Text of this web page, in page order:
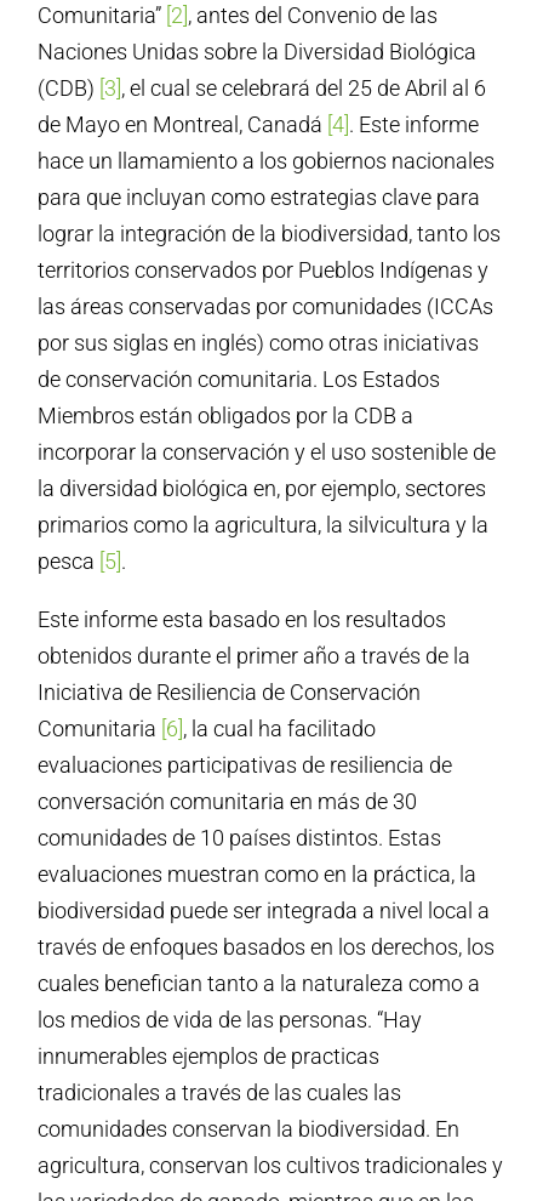
Comunitaria” [2] , antes del Convenio de las
Naciones Unidas sobre la Diversidad Biológica
(CDB) [3] , el cual se celebrará del 25 de Abril al 6
de Mayo en Montreal, Canadá [4] . Este informe
hace un llamamiento a los gobiernos nacionales
para que incluyan como estrategias clave para
lograr la integración de la biodiversidad, tanto los
territorios conservados por Pueblos Indígenas y
las áreas conservadas por comunidades (ICCAs
por sus siglas en inglés) como otras iniciativas
de conservación comunitaria. Los Estados
Miembros están obligados por la CDB a
incorporar la conservación y el uso sostenible de
la diversidad biológica en, por ejemplo, sectores
primarios como la agricultura, la silvicultura y la
pesca [5] .
Este informe esta basado en los resultados
obtenidos durante el primer año a través de la
Iniciativa de Resiliencia de Conservación
Comunitaria [6] , la cual ha facilitado
evaluaciones participativas de resiliencia de
conversación comunitaria en más de 30
comunidades de 10 países distintos. Estas
evaluaciones muestran como en la práctica, la
biodiversidad puede ser integrada a nivel local a
través de enfoques basados en los derechos, los
cuales benefician tanto a la naturaleza como a
los medios de vida de las personas. “Hay
innumerables ejemplos de practicas
tradicionales a través de las cuales las
comunidades conservan la biodiversidad. En
agricultura, conservan los cultivos tradicionales y